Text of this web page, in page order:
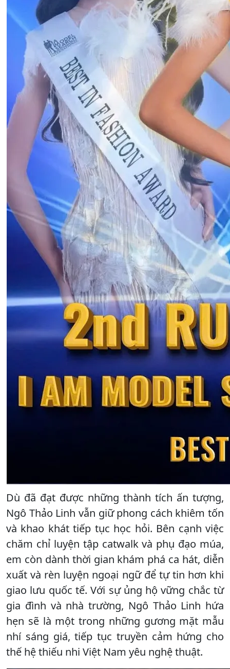
Dù đã đạt được những thành tích ấn tượng,
Ngô Thảo Linh vẫn giữ phong cách khiêm tốn
và khao khát tiếp tục học hỏi. Bên cạnh việc
chăm chỉ luyện tập catwalk và phụ đạo múa,
em còn dành thời gian khám phá ca hát, diễn
xuất và rèn luyện ngoại ngữ để tự tin hơn khi
giao lưu quốc tế. Với sự ủng hộ vững chắc từ
gia đình và nhà trường, Ngô Thảo Linh hứa
hẹn sẽ là một trong những gương mặt mẫu
nhí sáng giá, tiếp tục truyền cảm hứng cho
thế hệ thiếu nhi Việt Nam yêu nghệ thuật.